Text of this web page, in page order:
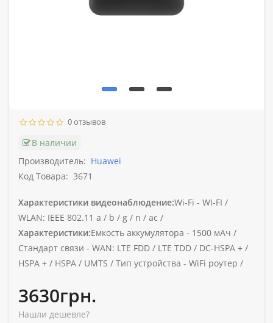
0 отзывов
В наличии
Производитель: Huawei
Код Товара: 3671
Характеристики видеонаблюдение:Wi-Fi - WI-FI /
WLAN: IEEE 802.11 a / b / g / n / ac /
Характеристики:Емкость аккумулятора - 1500 мАч /
Стандарт связи - WAN: LTE FDD / LTE TDD / DC-HSPA + /
HSPA + / HSPA / UMTS / Тип устройства - WiFi роутер /
3630грн.
Нашли дешевле?